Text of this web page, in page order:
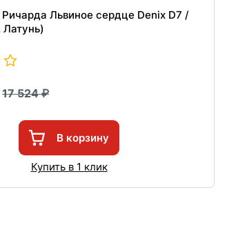
Львиное сердце Denix D7 /
17 524
В корзину
Купить в 1 клик